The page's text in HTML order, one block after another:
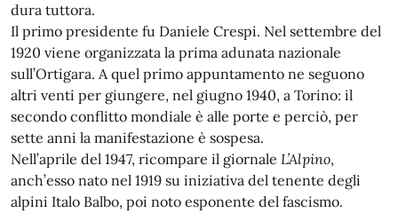
dura tuttora.
Il primo presidente fu Daniele Crespi. Nel settembre del
1920 viene organizzata la prima adunata nazionale
sull’Ortigara. A quel primo appuntamento ne seguono
altri venti per giungere, nel giugno 1940, a Torino: il
secondo conflitto mondiale è alle porte e perciò, per
sette anni la manifestazione è sospesa.
Nell’aprile del 1947, ricompare il giornale L’Alpino,
anch’esso nato nel 1919 su iniziativa del tenente degli
alpini Italo Balbo, poi noto esponente del fascismo.